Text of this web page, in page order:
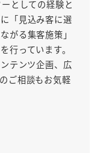
としての経験と
「見込み客に選
がる集客施策」
行っています。
テンツ企画、広
ご相談もお気軽